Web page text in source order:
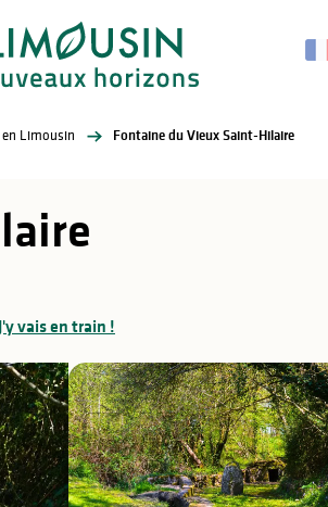
Limousin Fontaine du Vieux Saint-Hilaire
J'y vais en train !